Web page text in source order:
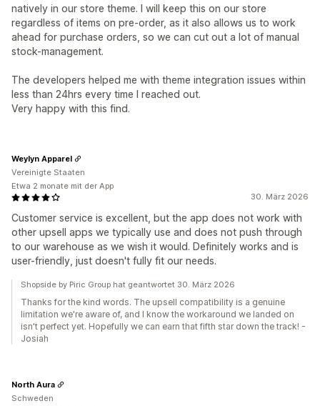
natively in our store theme. I will keep this on our store
regardless of items on pre-order, as it also allows us to work
ahead for purchase orders, so we can cut out a lot of manual
stock-management.
The developers helped me with theme integration issues within
less than 24hrs every time I reached out.
Very happy with this find.
30. März 2026
Customer service is excellent, but the app does not work with
other upsell apps we typically use and does not push through
to our warehouse as we wish it would. Definitely works and is
user-friendly, just doesn't fully fit our needs.
Weylyn Apparel
Vereinigte Staaten
Etwa 2 monate mit der App
Shopside by Piric Group hat geantwortet 30. März 2026
Thanks for the kind words. The upsell compatibility is a genuine
limitation we're aware of, and I know the workaround we landed on
isn't perfect yet. Hopefully we can earn that fifth star down the track! -
Josiah
North Aura
Schweden